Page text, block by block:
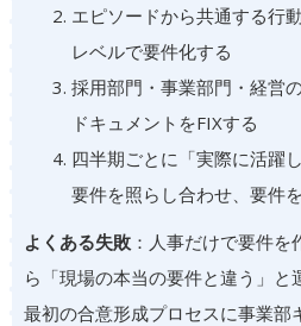
エピソードから共通する行
レベルで要件化する
採用部門・事業部門・経営
ドキュメントをFIXする
四半期ごとに「実際に活躍
要件を照らし合わせ、要件
よくある失敗 ：人事だけで要件
ら「現場の本当の要件と違う」と
最初の合意形成プロセスに事業部